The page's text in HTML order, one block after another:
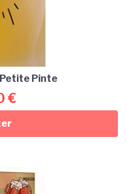
Pinte
€